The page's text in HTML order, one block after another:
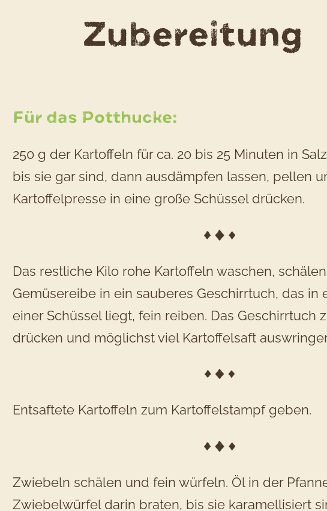
Zubereitung
Für das Potthucke:
250 g der Kartoffeln für ca. 20 bis 25 Minuten in
bis sie gar sind, dann ausdämpfen lassen, pellen
Kartoffelpresse in eine große Schüssel drücken.
Das restliche Kilo rohe Kartoffeln waschen,
Gemüsereibe in ein sauberes Geschirrtuch, das in
einer Schüssel liegt, fein reiben. Das Geschirrtuch
drücken und möglichst viel Kartoffelsaft
Entsaftete Kartoffeln zum Kartoffelstampf geben.
Zwiebeln schälen und fein würfeln. Öl in der
Zwiebelwürfel darin braten, bis sie karamellisiert